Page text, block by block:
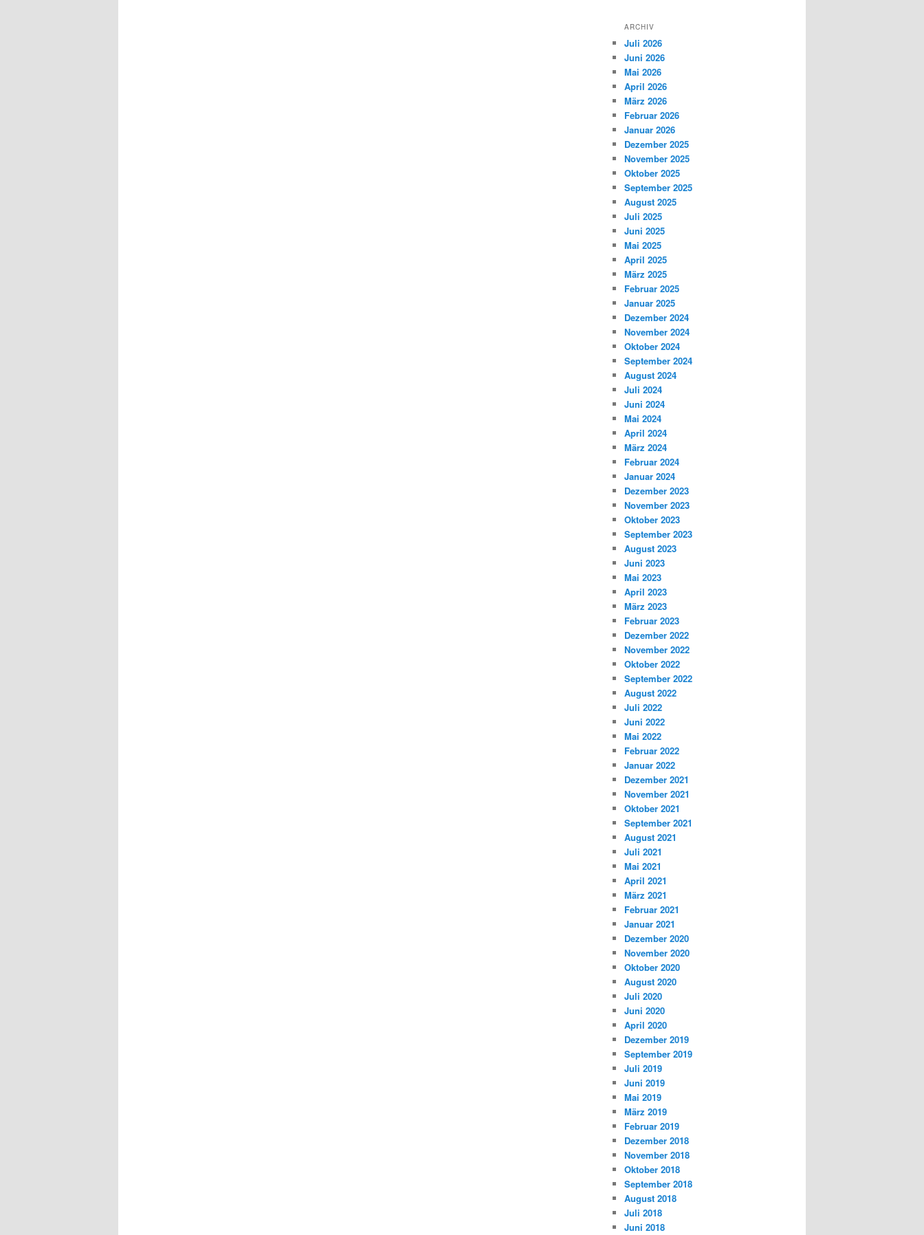
ARCHIV
Juli 2026
Juni 2026
Mai 2026
April 2026
März 2026
Februar 2026
Januar 2026
Dezember 2025
November 2025
Oktober 2025
September 2025
August 2025
Juli 2025
Juni 2025
Mai 2025
April 2025
März 2025
Februar 2025
Januar 2025
Dezember 2024
November 2024
Oktober 2024
September 2024
August 2024
Juli 2024
Juni 2024
Mai 2024
April 2024
März 2024
Februar 2024
Januar 2024
Dezember 2023
November 2023
Oktober 2023
September 2023
August 2023
Juni 2023
Mai 2023
April 2023
März 2023
Februar 2023
Dezember 2022
November 2022
Oktober 2022
September 2022
August 2022
Juli 2022
Juni 2022
Mai 2022
Februar 2022
Januar 2022
Dezember 2021
November 2021
Oktober 2021
September 2021
August 2021
Juli 2021
Mai 2021
April 2021
März 2021
Februar 2021
Januar 2021
Dezember 2020
November 2020
Oktober 2020
August 2020
Juli 2020
Juni 2020
April 2020
Dezember 2019
September 2019
Juli 2019
Juni 2019
Mai 2019
März 2019
Februar 2019
Dezember 2018
November 2018
Oktober 2018
September 2018
August 2018
Juli 2018
Juni 2018